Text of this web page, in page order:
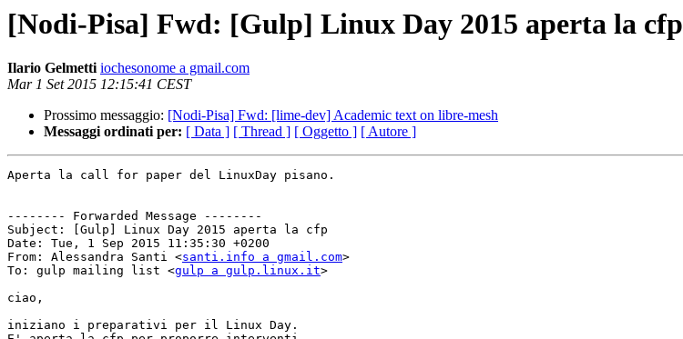
[Nodi-Pisa] Fwd: [Gulp] Linux Day 2015 aperta la cfp
Ilario Gelmetti iochesonome a gmail.com
Mar 1 Set 2015 12:15:41 CEST
Prossimo messaggio: [Nodi-Pisa] Fwd: [lime-dev] Academic text on libre-mesh
Messaggi ordinati per: [ Data ] [ Thread ] [ Oggetto ] [ Autore ]
Aperta la call for paper del LinuxDay pisano.
-------- Forwarded Message --------
Subject: [Gulp] Linux Day 2015 aperta la cfp
Date: Tue, 1 Sep 2015 11:35:30 +0200
From: Alessandra Santi <santi.info a gmail.com>
To: gulp mailing list <gulp a gulp.linux.it>
ciao,
iniziano i preparativi per il Linux Day.